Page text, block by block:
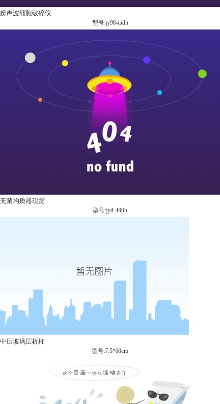
超声波细胞破碎仪
型号:jy98-iiidn
无菌均质器现货
型号:jyd-400n
中压玻璃层析柱
型号:7.5*60cm